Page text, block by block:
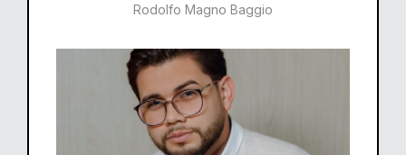
Rodolfo Magno Baggio​​